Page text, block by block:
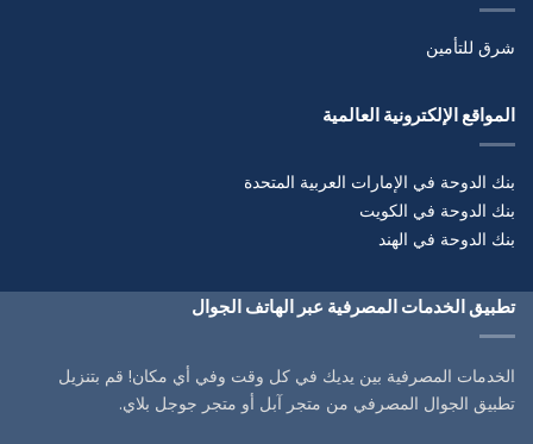
شرق للتأمين
المواقع الإلكترونية العالمية
بنك الدوحة في الإمارات العربية المتحدة
بنك الدوحة في الكويت
بنك الدوحة في الهند
تطبيق الخدمات المصرفية عبر الهاتف الجوال
الخدمات المصرفية بين يديك في كل وقت وفي أي مكان! قم بتنزيل
تطبيق الجوال المصرفي من متجر آبل أو متجر جوجل بلاي.